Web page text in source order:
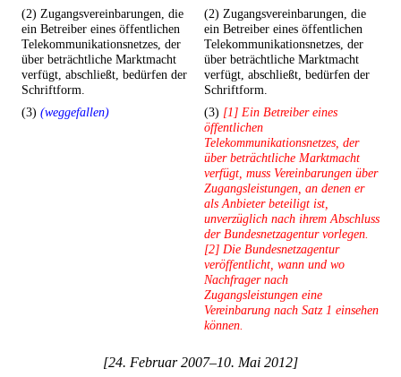
(2) Zugangsvereinbarungen, die
ein Betreiber eines öffentlichen
Telekommunikationsnetzes, der
über beträchtliche Marktmacht
verfügt, abschließt, bedürfen der
Schriftform.
(2) Zugangsvereinbarungen, die
ein Betreiber eines öffentlichen
Telekommunikationsnetzes, der
über beträchtliche Marktmacht
verfügt, abschließt, bedürfen der
Schriftform.
(3) (weggefallen) (3) [1] Ein Betreiber eines
öffentlichen
Telekommunikationsnetzes, der
über beträchtliche Marktmacht
verfügt, muss Vereinbarungen über
Zugangsleistungen, an denen er
als Anbieter beteiligt ist,
unverzüglich nach ihrem Abschluss
der Bundesnetzagentur vorlegen.
[2] Die Bundesnetzagentur
veröffentlicht, wann und wo
Nachfrager nach
Zugangsleistungen eine
Vereinbarung nach Satz 1 einsehen
können.
[24. Februar 2007–10. Mai 2012]